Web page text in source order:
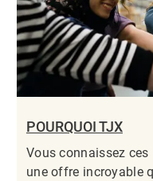
POURQUOI TJX
Vous connaissez ces
une offre incroyable